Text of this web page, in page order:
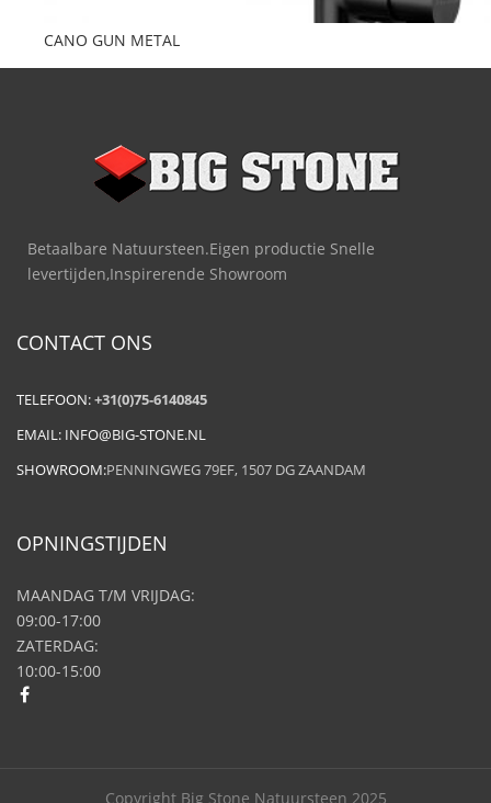
CANO GUN METAL
Betaalbare Natuursteen.Eigen productie Snelle
levertijden,Inspirerende Showroom
CONTACT ONS
TELEFOON:+31(0)75-6140845
EMAIL: INFO@BIG-STONE.NL
SHOWROOM:PENNINGWEG 79EF, 1507 DG ZAANDAM
OPNINGSTIJDEN
MAANDAG T/M VRIJDAG:
09:00-17:00
ZATERDAG:
10:00-15:00
Copyright Big Stone Natuursteen 2025